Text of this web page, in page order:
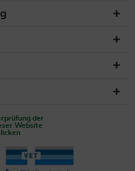
der
Website